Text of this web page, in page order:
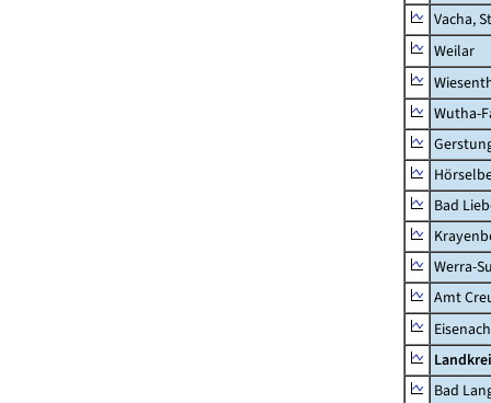
Vacha,
Weilar
Wutha-
Bad
Werra-
Amt
Bad